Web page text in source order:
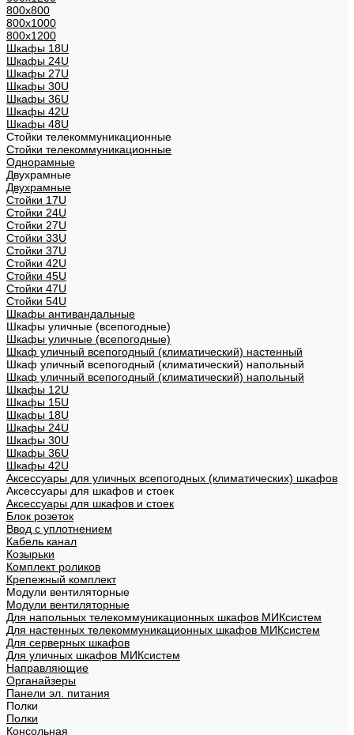
800x800
800х1000
800х1200
Шкафы 18U
Шкафы 24U
Шкафы 27U
Шкафы 30U
Шкафы 36U
Шкафы 42U
Шкафы 48U
Стойки телекоммуникационные
Стойки телекоммуникационные
Однорамные
Двухрамные
Двухрамные
Стойки 17U
Стойки 24U
Стойки 27U
Стойки 33U
Стойки 37U
Стойки 42U
Стойки 45U
Стойки 47U
Стойки 54U
Шкафы антивандальные
Шкафы уличные (всепогодные)
Шкафы уличные (всепогодные)
Шкаф уличный всепогодный (климатический) настенный
Шкаф уличный всепогодный (климатический) напольный
Шкаф уличный всепогодный (климатический) напольный
Шкафы 12U
Шкафы 15U
Шкафы 18U
Шкафы 24U
Шкафы 30U
Шкафы 36U
Шкафы 42U
Аксессуары для уличных всепогодных (климатических) шкафов
Аксессуары для шкафов и стоек
Аксессуары для шкафов и стоек
Блок розеток
Ввод с уплотнением
Кабель канал
Козырьки
Комплект роликов
Крепежный комплект
Модули вентиляторные
Модули вентиляторные
Для напольных телекоммуникационных шкафов МИКсистем
Для настенных телекоммуникационных шкафов МИКсистем
Для серверных шкафов
Для уличных шкафов МИКсистем
Направляющие
Органайзеры
Панели эл. питания
Полки
Полки
Консольная